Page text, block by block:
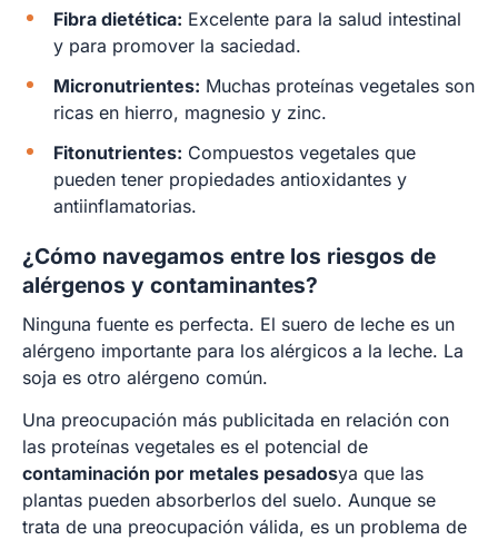
Fibra dietética: Excelente para la salud intestinal
y para promover la saciedad.
Micronutrientes: Muchas proteínas vegetales son
ricas en hierro, magnesio y zinc.
Fitonutrientes: Compuestos vegetales que
pueden tener propiedades antioxidantes y
antiinflamatorias.
¿Cómo navegamos entre los riesgos de
alérgenos y contaminantes?
Ninguna fuente es perfecta. El suero de leche es un
alérgeno importante para los alérgicos a la leche. La
soja es otro alérgeno común.
Una preocupación más publicitada en relación con
las proteínas vegetales es el potencial de
contaminación por metales pesadosya que las
plantas pueden absorberlos del suelo. Aunque se
trata de una preocupación válida, es un problema de